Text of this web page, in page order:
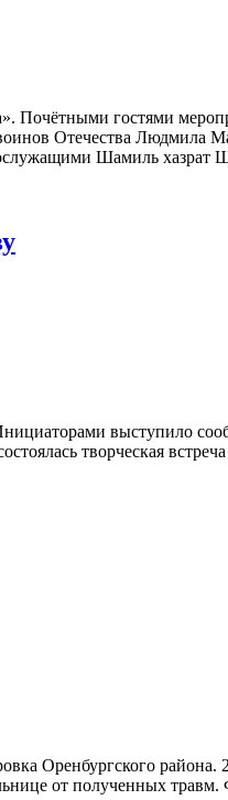
Почётными гостями
Отечества Людмила
Шамиль хазрат
выступило
творческая
Оренбургского
от полученных